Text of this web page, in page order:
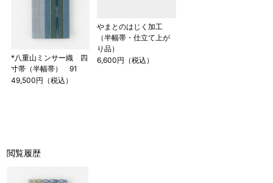
*八重山ミンサー織 四
寸帯（半幅帯） 91
49,500円（税込）
やまとのはじく加工
（半幅帯・仕立て上が
り品）
6,600円（税込）
閲覧履歴